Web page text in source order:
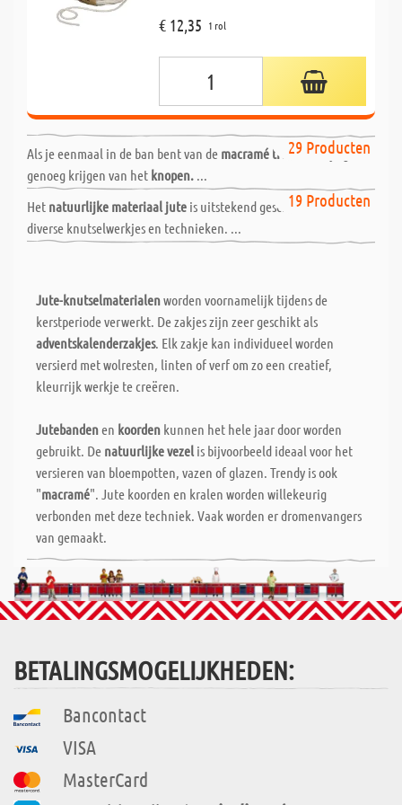
€ 12,35 1 rol
29 Producten
Als je eenmaal in de ban bent van de macramé trend, kun je geen
genoeg krijgen van het knopen. ...
19 Producten
Jute artikelen
Het natuurlijke materiaal jute is uitstekend geschikt als basis voor
diverse knutselwerkjes en technieken. ...
Jute-knutselmaterialenworden voornamelijk tijdens de
kerstperiode verwerkt. De zakjes zijn zeer geschikt als
adventskalenderzakjes. Elk zakje kan individueel worden
versierd met wolresten, linten of verf om zo een creatief,
kleurrijk werkje te creëren.
Jutebandenen koorden kunnen het hele jaar door worden
gebruikt. De natuurlijke vezelis bijvoorbeeld ideaal voor het
versieren van bloempotten, vazen of glazen. Trendy is ook
"macramé". Jute koorden en kralen worden willekeurig
verbonden met deze techniek. Vaak worden er dromenvangers
van gemaakt.
BETALINGSMOGELIJKHEDEN:
Bancontact
VISA
MasterCard